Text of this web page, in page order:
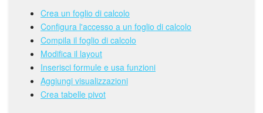
Bitrix24 Drive
Webmail
Gruppi di lavoro
Incarichi e progetti
Crea un foglio di calcolo
Configura l'accesso a un foglio di calcolo
Compila il foglio di calcolo
Modifica il layout
Inserisci formule e usa funzioni
Aggiungi visualizzazioni
Crea tabelle pivot